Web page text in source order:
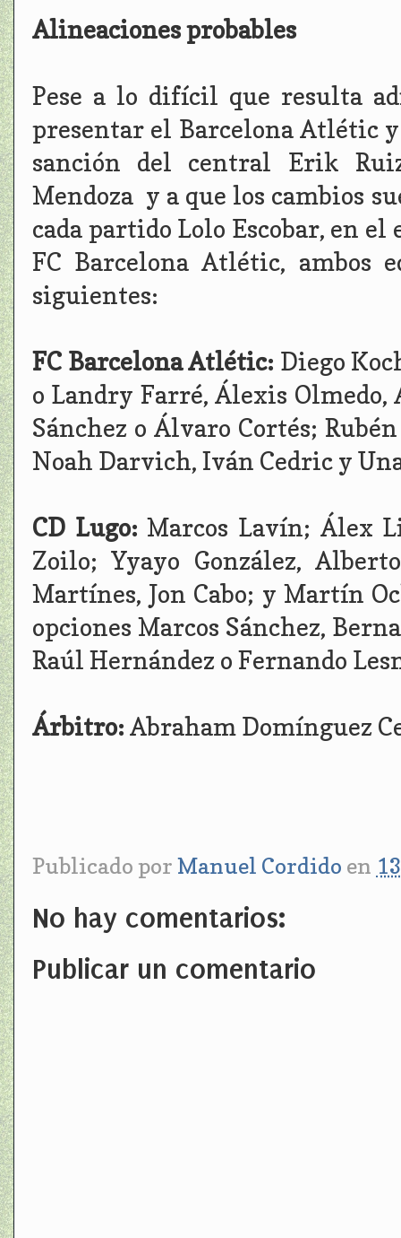
Alineaciones probables
Pese a lo difícil que resulta
presentar el Barcelona Atlétic y
sanción del central Erik
Mendoza y a que los cambios
cada partido Lolo Escobar, en
FC Barcelona Atlétic, ambos
siguientes:
FC Barcelona Atlétic: Diego
o Landry Farré, Álexis Olmedo,
Sánchez o Álvaro Cortés;
Noah Darvich, Iván Cedric y
CD Lugo:Marcos Lavín; Álex
Zoilo; Yyayo González,
Martínes, Jon Cabo; y Martín
opciones Marcos Sánchez,
Raúl Hernández o Fernando
Árbitro: Abraham Domínguez
Publicado por Manuel Cordido en
No hay comentarios:
Publicar un comentario